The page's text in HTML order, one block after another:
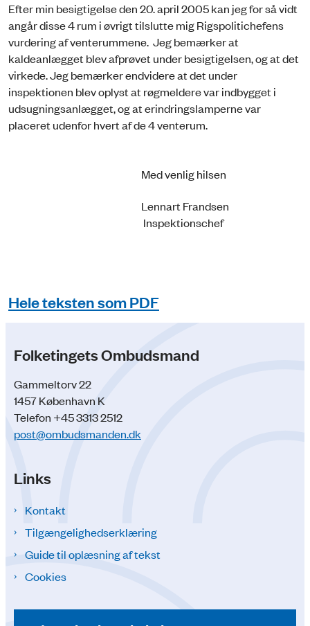
Efter min besigtigelse den 20. april 2005 kan jeg for så vidt
angår disse 4 rum i øvrigt tilslutte mig Rigspolitichefens
vurdering af venterummene. Jeg bemærker at
kaldeanlægget blev afprøvet under besigtigelsen, og at det
virkede. Jeg bemærker endvidere at det under
inspektionen blev oplyst at røgmeldere var indbygget i
udsugningsanlægget, og at erindringslamperne var
placeret udenfor hvert af de 4 venterum.
Med venlig hilsen
Lennart Frandsen
Inspektionschef
Hele teksten som PDF
Folketingets Ombudsmand
Gammeltorv 22
1457 København K
Telefon +45 3313 2512
post@ombudsmanden.dk
Links
Kontakt
Tilgængelighedserklæring
Guide til oplæsning af tekst
Cookies